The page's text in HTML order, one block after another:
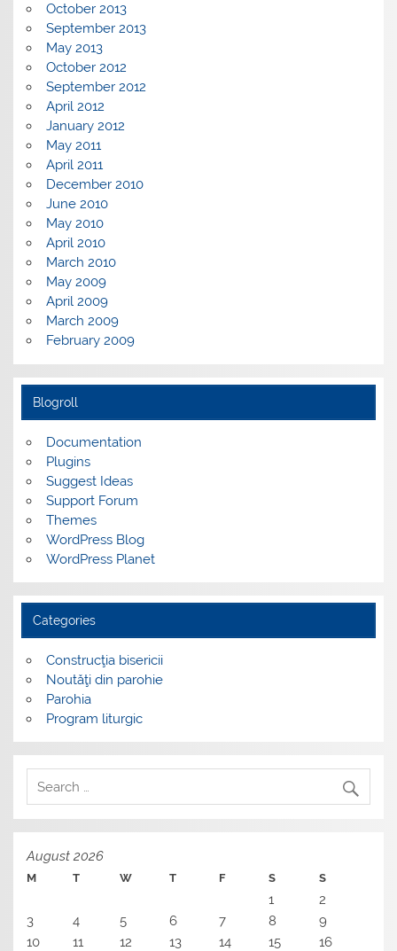
October 2013
September 2013
May 2013
October 2012
September 2012
April 2012
January 2012
May 2011
April 2011
December 2010
June 2010
May 2010
April 2010
March 2010
May 2009
April 2009
March 2009
February 2009
Blogroll
Documentation
Plugins
Suggest Ideas
Support Forum
Themes
WordPress Blog
WordPress Planet
Categories
Construcţia bisericii
Noutăţi din parohie
Parohia
Program liturgic
August 2026
M T W T F S S
1
2
3
4 5 6 7 8
9
10
11 12 13 14 15 16